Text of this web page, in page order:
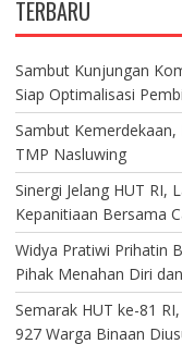
TERBARU
Sambut Kunjungan
Siap Optimalisasi
Sambut
TMP Nasluwing
Sinergi Jelang HUT RI,
Kepanitiaan Bersama
Widya Pratiwi Prihatin
Pihak Menahan Diri
Semarak HUT ke-81
927 Warga Binaan